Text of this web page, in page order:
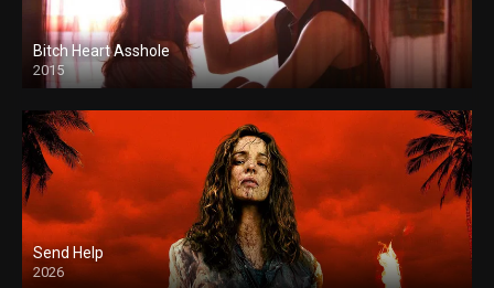
Bitch Heart Asshole
2015
Send Help
2026